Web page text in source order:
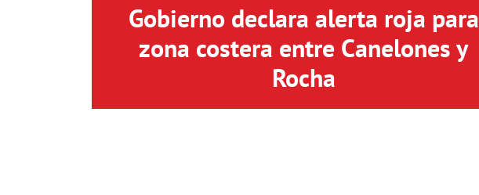
Gobierno declara alerta roja para
zona costera entre Canelones y
Rocha